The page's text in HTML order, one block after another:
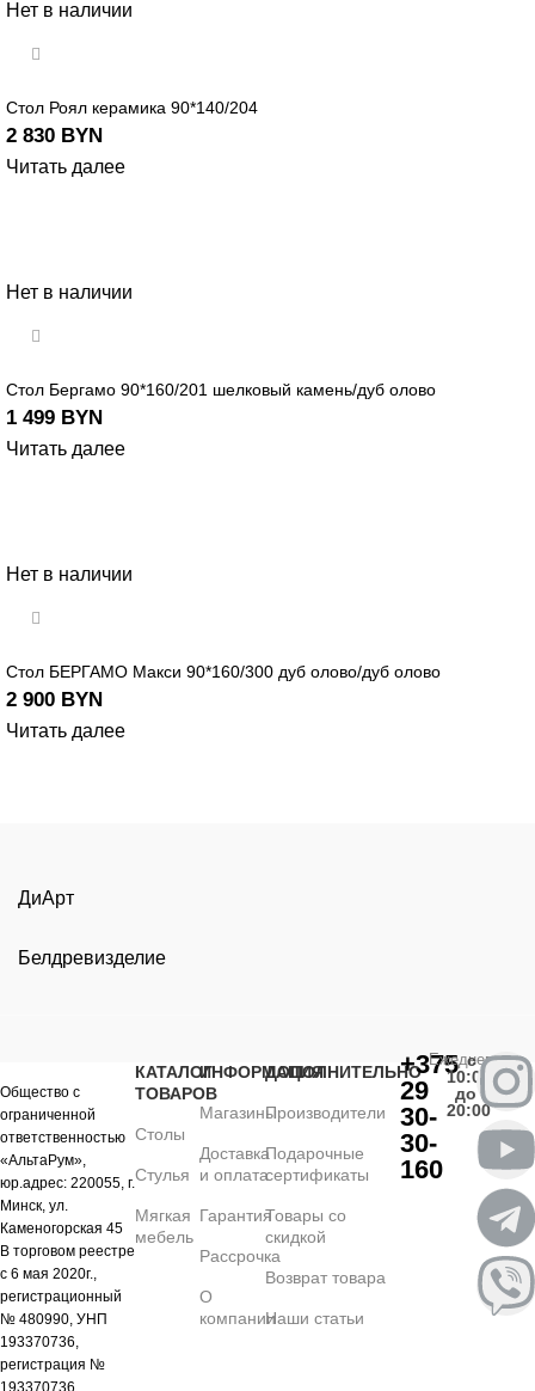
Нет в наличии
Стол Роял керамика 90*140/204
2 830 BYN
Читать далее
Нет в наличии
Стол Бергамо 90*160/201 шелковый камень/дуб олово
1 499 BYN
Читать далее
Нет в наличии
Стол БЕРГАМО Макси 90*160/300 дуб олово/дуб олово
2 900 BYN
Читать далее
ДиАрт
Белдревизделие
Общество с
ограниченной
ответственностью
«АльтаРум»,
юр.адрес: 220055, г.
Минск, ул.
Каменогорская 45
В торговом реестре
с 6 мая 2020г.,
регистрационный
№ 480990, УНП
193370736,
регистрация №
193370736,
КАТАЛОГ
ТОВАРОВ
Столы
Стулья
Мягкая
мебель
ИНФОРМАЦИЯ
Магазины
Доставка
и оплата
Гарантия
Рассрочка
О
компании
ДОПОЛНИТЕЛЬНО
Производители
Подарочные
сертификаты
Товары со
скидкой
Возврат товара
Наши статьи
+375
29
30-
30-
160
Ежедневно
с
10:00
до
20:00